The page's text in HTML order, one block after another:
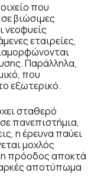
που
βιώσιμες
νεοφυείς
εταιρείες,
Παράλληλα,
που
εξωτερικό.
σταθερό
πανεπιστήμια,
η έρευνα παύει
μοχλός
πρόοδος αποκτά
αποτύπωμα